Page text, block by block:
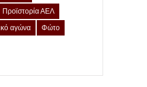
Προϊστορία ΑΕΛ
αγώνα Φώτο